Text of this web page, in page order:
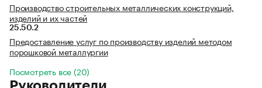
Производство строительных металлических конструкций,
изделий и их частей
25.50.2
Предоставление услуг по производству изделий методом
порошковой металлургии
Посмотреть все (20)